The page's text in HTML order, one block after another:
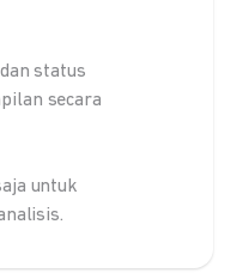
status
secara
untuk